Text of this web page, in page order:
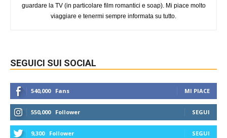
guardare la TV (in particolare film romantici e soap). Mi piace molto
viaggiare e tenermi sempre informata su tutto.
SEGUICI SUI SOCIAL
540,000 Fans MI PIACE
550,000 Follower SEGUI
9,300 Follower SEGUI